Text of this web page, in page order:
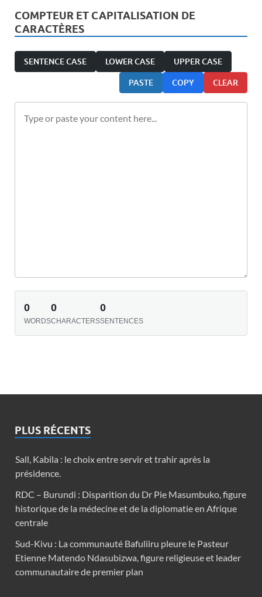
COMPTEUR ET CAPITALISATION DE
CARACTÈRES
SENTENCE CASE LOWER CASE UPPER CASE
PASTE COPY CLEAR
0
WORDS
0
CHARACTERS
0
SENTENCES
PLUS RÉCENTS
Sall, Kabila : le choix entre servir et trahir après la
présidence.
RDC – Burundi : Disparition du Dr Pie Masumbuko, figure
historique de la médecine et de la diplomatie en Afrique
centrale
Sud-Kivu : La communauté Bafuliiru pleure le Pasteur
Etienne Matendo Ndasubizwa, figure religieuse et leader
communautaire de premier plan